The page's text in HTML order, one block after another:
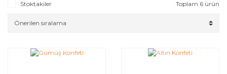
Stoktakiler Toplam 6 ürün